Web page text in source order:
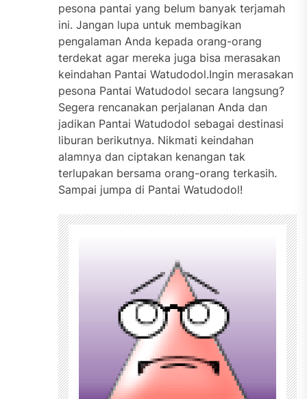
pesona pantai yang belum banyak terjamah
ini. Jangan lupa untuk membagikan
pengalaman Anda kepada orang-orang
terdekat agar mereka juga bisa merasakan
keindahan Pantai Watudodol.Ingin merasakan
pesona Pantai Watudodol secara langsung?
Segera rencanakan perjalanan Anda dan
jadikan Pantai Watudodol sebagai destinasi
liburan berikutnya. Nikmati keindahan
alamnya dan ciptakan kenangan tak
terlupakan bersama orang-orang terkasih.
Sampai jumpa di Pantai Watudodol!